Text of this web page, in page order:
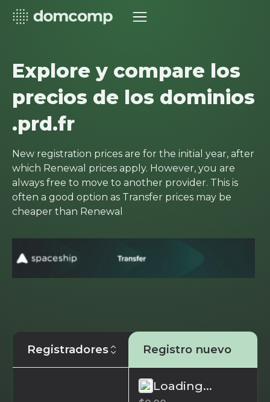
Explore y compare los
precios de los dominios
.prd.fr
New registration prices are for the initial year, after
which Renewal prices apply. However, you are
always free to move to another provider. This is
often a good option as Transfer prices may be
cheaper than Renewal
Registradores Registro nuevo
Loading...